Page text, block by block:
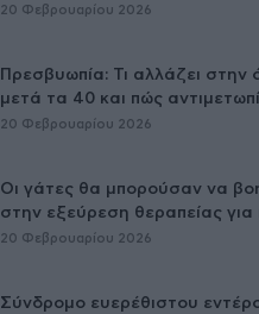
20 Φεβρουαρίου 2026
Πρεσβυωπία: Τι αλλάζει στην
μετά τα 40 και πώς
20 Φεβρουαρίου 2026
Οι γάτες θα μπορούσαν να
στην εξεύρεση θεραπείας για
20 Φεβρουαρίου 2026
Σύνδρομο ευερέθιστου